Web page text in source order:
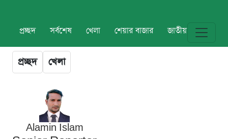
প্রচ্ছদ সর্বশেষ খেলা শেয়ার বাজার জাতীয় বিশ্ব
প্রচ্ছদ খেলা
Alamin Islam